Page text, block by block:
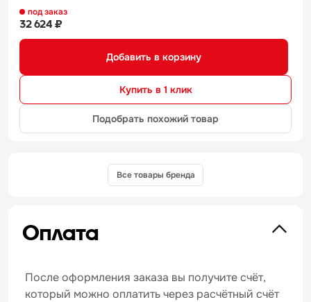
под заказ
32 624 ₽
Добавить в корзину
Купить в 1 клик
Подобрать похожий товар
Все товары бренда
Оплата
После оформления заказа вы получите счёт,
который можно оплатить через расчётный счёт